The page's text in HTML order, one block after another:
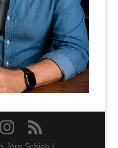
Jörg Schieb |